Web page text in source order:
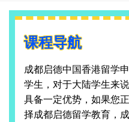
课程导航
成都启德中国香港留学
学生，对于大陆学生来
具备一定优势，如果您
择成都启德留学教育，